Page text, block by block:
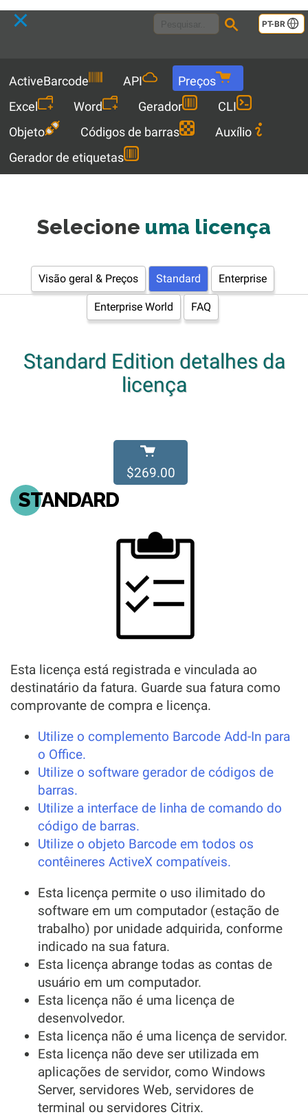
PT-BR
ActiveBarcode API
Preços
Excel
Word Gerador
CLI
Objeto
Códigos de barras
Auxílio
Gerador de etiquetas
Selecione uma licença
Visão geral & Preços Standard Enterprise
Enterprise World FAQ
Standard Edition detalhes da
licença
$269.00
STANDARD
Esta licença está registrada e vinculada ao
destinatário da fatura. Guarde sua fatura como
comprovante de compra e licença.
Utilize o complemento Barcode Add-In para
o Office.
Utilize o software gerador de códigos de
barras.
Utilize a interface de linha de comando do
código de barras.
Utilize o objeto Barcode em todos os
contêineres ActiveX compatíveis.
Esta licença permite o uso ilimitado do
software em um computador (estação de
trabalho) por unidade adquirida, conforme
indicado na sua fatura.
Esta licença abrange todas as contas de
usuário em um computador.
Esta licença não é uma licença de
desenvolvedor.
Esta licença não é uma licença de servidor.
Esta licença não deve ser utilizada em
aplicações de servidor, como Windows
Server, servidores Web, servidores de
terminal ou servidores Citrix.